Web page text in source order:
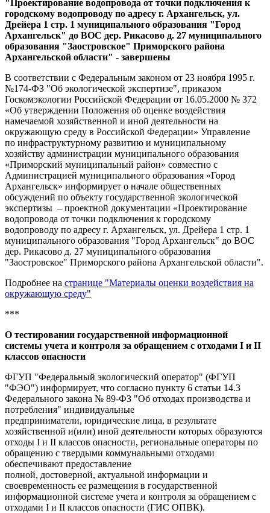
"Проектирование водопровода от точки подключения к
городскому водопроводу по адресу г. Архангельск, ул.
Дрейера 1 стр. 1 муниципального образования "Город
Архангельск" до ВОС дер. Рикасово д. 27 муниципального
образования "Заостровское" Приморского района
Архангельской области" - завершены
В соответствии с Федеральным законом от 23 ноября 1995 г.
№174-ФЗ "Об экологической экспертизе", приказом
Госкомэкологии Российской Федерации от 16.05.2000 № 372
«Об утверждении Положения об оценке воздействия
намечаемой хозяйственной и иной деятельности на
окружающую среду в Российской Федерации» Управление
по инфраструктурному развитию и муниципальному
хозяйству администрации муниципального образования
«Приморский муниципальный район» совместно с
Администрацией муниципального образования «Город
Архангельск» информирует о начале общественных
обсуждений по объекту государственной экологической
экспертизы – проектной документации «Проектирование
водопровода от точки подключения к городскому
водопроводу по адресу г. Архангельск, ул. Дрейера 1 стр. 1
муниципального образования "Город Архангельск" до ВОС
дер. Рикасово д. 27 муниципального образования
"Заостровское" Приморского района Архангельской области".
Подробнее на странице "Материалы оценки воздействия на
окружающую среду"
***
О тестировании государственной информационной
системы учета и контроля за обращением с отходами I и II
классов опасности
ФГУП "Федеральный экологический оператор" (ФГУП
"ФЭО") информирует, что согласно пункту 6 статьи 14.3
Федерального закона № 89-ФЗ "Об отходах производства и
потребления" индивидуальные
предприниматели, юридические лица, в результате
хозяйственной и(или) иной деятельности которых образуются
отходы I и II классов опасности, региональные операторы по
обращению с твердыми коммунальными отходами
обеспечивают предоставление
полной, достоверной, актуальной информации и
своевременность ее размещения в государственной
информационной системе учета и контроля за обращением с
отходами I и II классов опасности (ГИС ОПВК).